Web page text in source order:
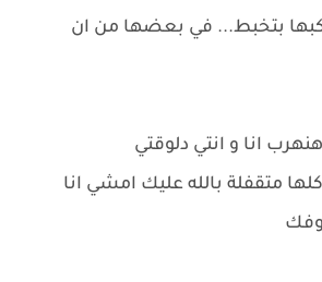
بتخبط... في بعضها من ان
انا و انتي دلوقتي
متقفلة بالله عليك امشي انا